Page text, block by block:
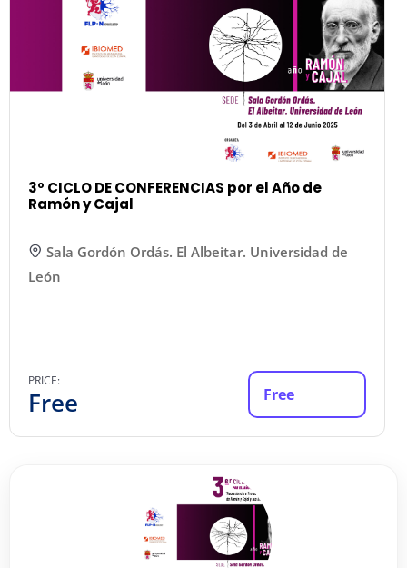
3º CICLO DE CONFERENCIAS por el Año de
Ramón y Cajal
Sala Gordón Ordás. El Albeitar. Universidad de
León
PRICE:
Free Free